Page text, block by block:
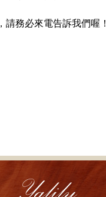
請務必來電告訴我們喔！